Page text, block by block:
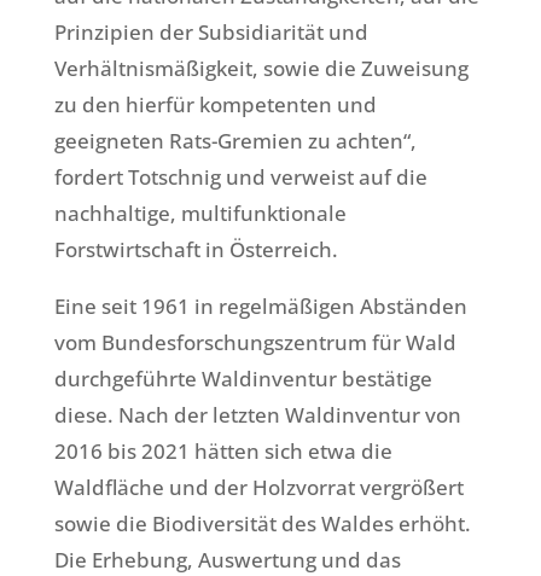
Prinzipien der Subsidiarität und
Verhältnismäßigkeit, sowie die Zuweisung
zu den hierfür kompetenten und
geeigneten Rats-Gremien zu achten“,
fordert Totschnig und verweist auf die
nachhaltige, multifunktionale
Forstwirtschaft in Österreich.
Eine seit 1961 in regelmäßigen Abständen
vom Bundesforschungszentrum für Wald
durchgeführte Waldinventur bestätige
diese. Nach der letzten Waldinventur von
2016 bis 2021 hätten sich etwa die
Waldfläche und der Holzvorrat vergrößert
sowie die Biodiversität des Waldes erhöht.
Die Erhebung, Auswertung und das